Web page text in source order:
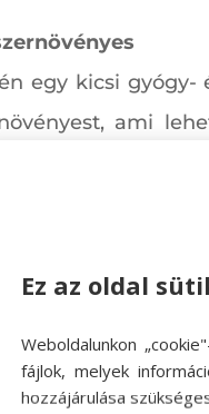
egy kicsi
ami
vásárolt
a
konyhában!
Ez az oldal
Weboldalunkon
fájlok, melyek
hozzájárulása